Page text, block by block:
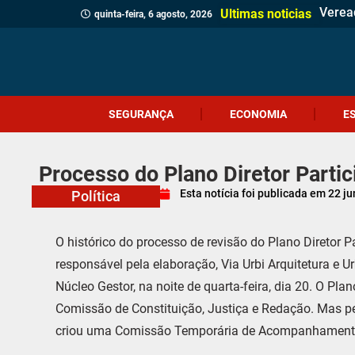
quinta-feira, 6 agosto, 2026 Ultimas noticias Dia
Içara
Idosa
PM
SEGURANÇA ECONOMIA
Processo do Plano Diretor
Política Esta notícia foi publicada em 22
O histórico do processo de revisão do Plano Diretor
responsável pela elaboração, Via Urbi Arquitetura e
Núcleo Gestor, na noite de quarta-feira, dia 20. O
Comissão de Constituição, Justiça e Redação. Mas
criou uma Comissão Temporária de